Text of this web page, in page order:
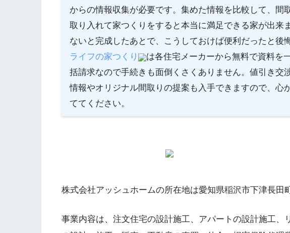
からの情報収集が必要です。集めた情報を比較して、間
取り入れて家つくりをすると本当に満足できる家が出来
ないと完成したあとで、こうしておけば便利だったと後
ライフの家つくり
は各住宅メーカーから無料で資料を
括請求なので手続きも面倒くさくありません。値引き交
情報やオリジナル間取りの提案も入手できますので、心
ててください。
株式会社アッシュホームの所在地は愛知県稲沢市下津長田
事業内容は、注文住宅の設計施工、アパートの設計施工、